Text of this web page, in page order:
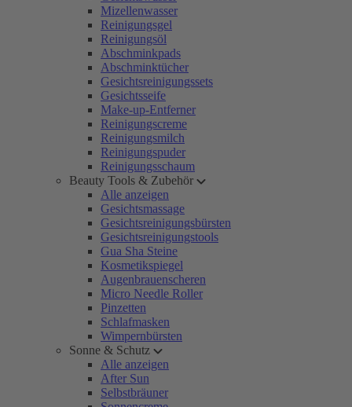
Mizellenwasser
Reinigungsgel
Reinigungsöl
Abschminkpads
Abschminktücher
Gesichtsreinigungssets
Gesichtsseife
Make-up-Entferner
Reinigungscreme
Reinigungsmilch
Reinigungspuder
Reinigungsschaum
Beauty Tools & Zubehör
Alle anzeigen
Gesichtsmassage
Gesichtsreinigungsbürsten
Gesichtsreinigungstools
Gua Sha Steine
Kosmetikspiegel
Augenbrauenscheren
Micro Needle Roller
Pinzetten
Schlafmasken
Wimpernbürsten
Sonne & Schutz
Alle anzeigen
After Sun
Selbstbräuner